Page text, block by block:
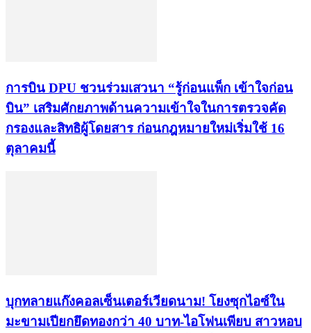
การบิน DPU ชวนร่วมเสวนา “รู้ก่อนแพ็ก เข้าใจก่อน
บิน” เสริมศักยภาพด้านความเข้าใจในการตรวจคัด
กรองและสิทธิผู้โดยสาร ก่อนกฎหมายใหม่เริ่มใช้ 16
ตุลาคมนี้
บุกทลายแก๊งคอลเซ็นเตอร์เวียดนาม! โยงซุกไอซ์ใน
มะขามเปียกยึดทองกว่า 40 บาท-ไอโฟนเพียบ สาวหอบ